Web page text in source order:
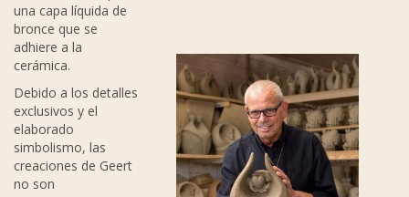
una capa líquida de
bronce que se
adhiere a la
cerámica.
Debido a los detalles
exclusivos y el
elaborado
simbolismo, las
creaciones de Geert
no son